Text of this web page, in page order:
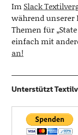
Im Slack
während unserer
Themen für
einfach mit
an!
Unterstützt